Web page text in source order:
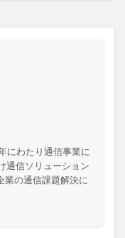
にわたり通信事業に
通信ソリューション
業の通信課題解決に